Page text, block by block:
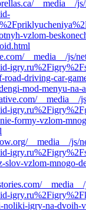
__media__/
vzlom-
__media__/js/
road-driving-car-
mod-menyu-na-
__media__/
formy-vzlom-
__media__/js/
slov-vzlom-mnogo-
noliki-igry-na-dvoih-